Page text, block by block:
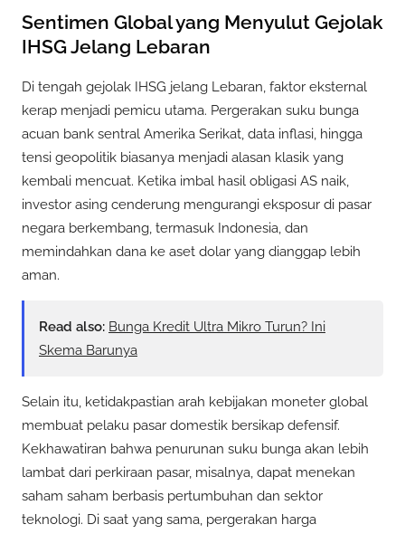
Sentimen Global yang Menyulut Gejolak
IHSG Jelang Lebaran
Di tengah gejolak IHSG jelang Lebaran, faktor eksternal
kerap menjadi pemicu utama. Pergerakan suku bunga
acuan bank sentral Amerika Serikat, data inflasi, hingga
tensi geopolitik biasanya menjadi alasan klasik yang
kembali mencuat. Ketika imbal hasil obligasi AS naik,
investor asing cenderung mengurangi eksposur di pasar
negara berkembang, termasuk Indonesia, dan
memindahkan dana ke aset dolar yang dianggap lebih
aman.
Read also: Bunga Kredit Ultra Mikro Turun? Ini
Skema Barunya
Selain itu, ketidakpastian arah kebijakan moneter global
membuat pelaku pasar domestik bersikap defensif.
Kekhawatiran bahwa penurunan suku bunga akan lebih
lambat dari perkiraan pasar, misalnya, dapat menekan
saham saham berbasis pertumbuhan dan sektor
teknologi. Di saat yang sama, pergerakan harga